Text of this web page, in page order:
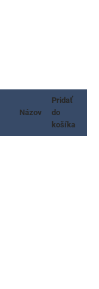
Názov
Pridať
do
košíka